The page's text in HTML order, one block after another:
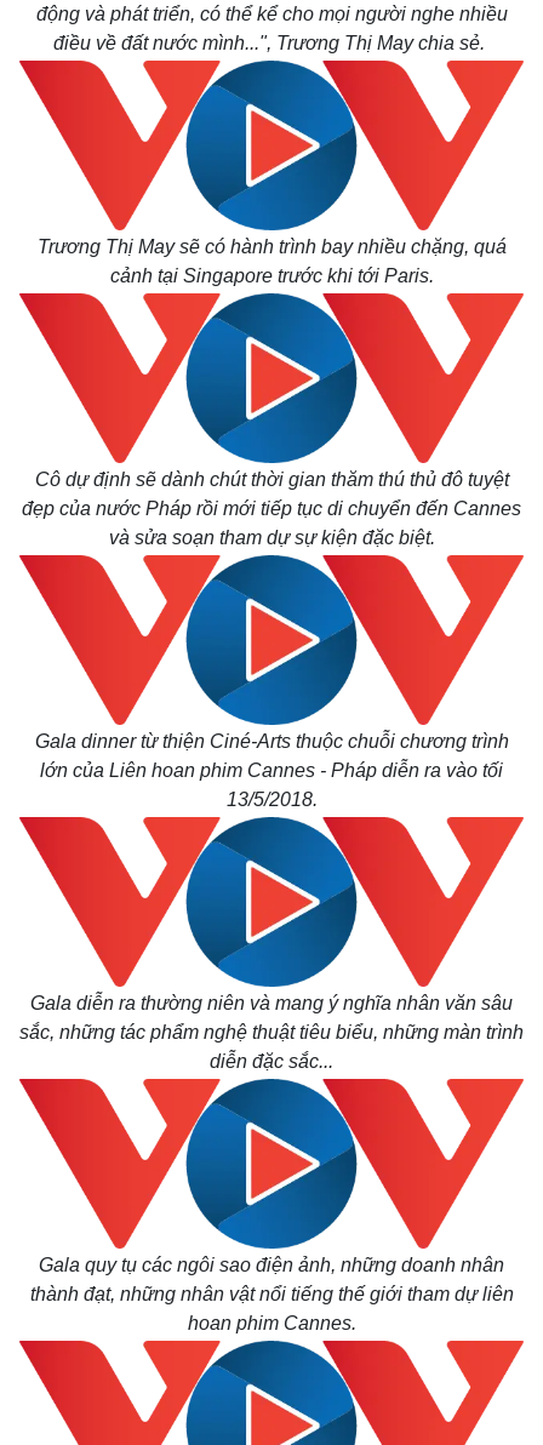
Bất động sản
Khởi nghiệp
Thị trường
Giá vàng
Tiêu dùng
Tỷ giá
Chứng khoán
Giá cà phê
động và phát triển, có thể kể cho mọi người nghe nhiều
điều về đất nước mình...", Trương Thị May chia sẻ.
Trương Thị May sẽ có hành trình bay nhiều chặng, quá
cảnh tại Singapore trước khi tới Paris.
Cô dự định sẽ dành chút thời gian thăm thú thủ đô tuyệt
đẹp của nước Pháp rồi mới tiếp tục di chuyển đến Cannes
và sửa soạn tham dự sự kiện đặc biệt.
Gala dinner từ thiện Ciné-Arts thuộc chuỗi chương trình
lớn của Liên hoan phim Cannes - Pháp diễn ra vào tối
13/5/2018.
Gala diễn ra thường niên và mang ý nghĩa nhân văn sâu
sắc, những tác phẩm nghệ thuật tiêu biểu, những màn trình
diễn đặc sắc...
Gala quy tụ các ngôi sao điện ảnh, những doanh nhân
thành đạt, những nhân vật nổi tiếng thế giới tham dự liên
hoan phim Cannes.